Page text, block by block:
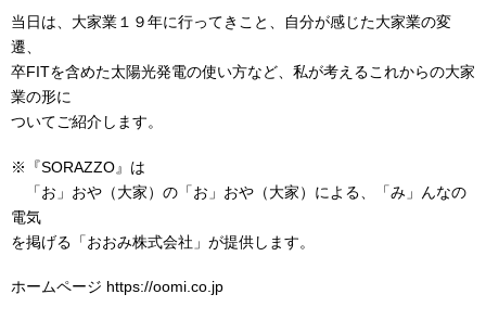
当日は、大家業１９年に行ってきこと、自分が感じた大家業の変
遷、
卒FITを含めた太陽光発電の使い方など、私が考えるこれからの大家
業の形に
ついてご紹介します。
※『SORAZZO』は
「お」おや（大家）の「お」おや（大家）による、「み」んなの
電気
を掲げる「おおみ株式会社」が提供します。
ホームページ https://oomi.co.jp